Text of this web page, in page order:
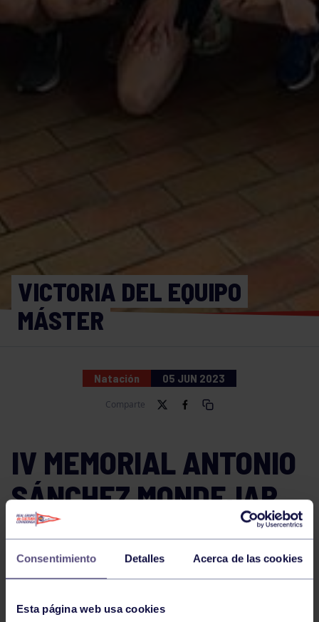
Consentimiento Detalles Acerca de las cookies
Esta página web usa cookies
VICTORIA DEL EQUIPO
MÁSTER
Natación 05 JUN 2023
Comparte
IV MEMORIAL ANTONIO
SÁNCHEZ MONDEJAR
«ANTUAN»